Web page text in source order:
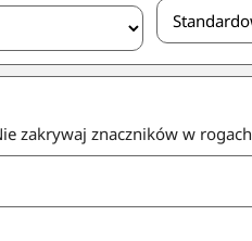
zakrywaj znaczników w